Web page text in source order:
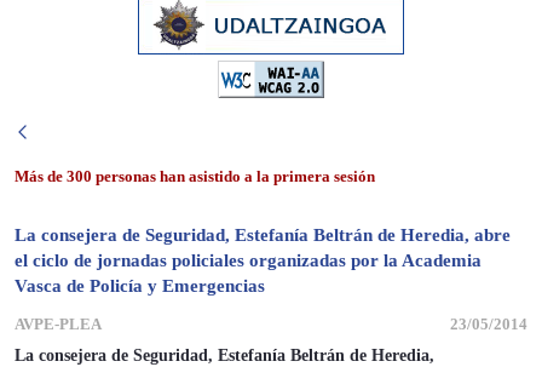
Más de 300 personas han asistido a la primera sesión
La consejera de Seguridad, Estefanía Beltrán de Heredia, abre
el ciclo de jornadas policiales organizadas por la Academia
Vasca de Policía y Emergencias
AVPE-PLEA
23/05/2014
La consejera de Seguridad, Estefanía Beltrán de Heredia,